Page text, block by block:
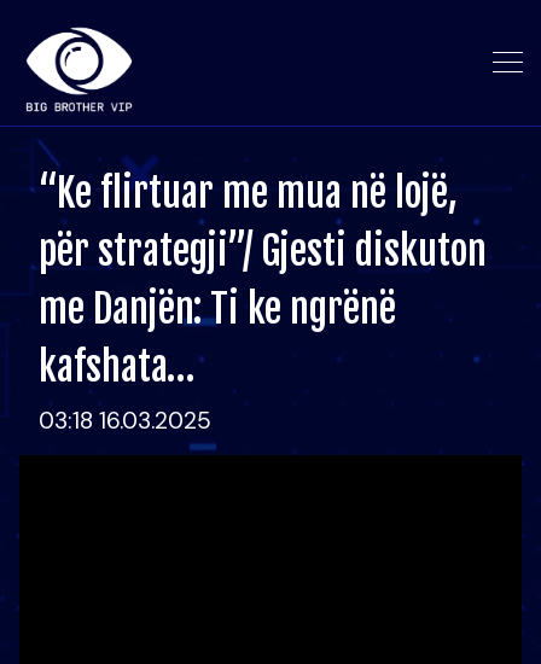
“Ke flirtuar me mua në lojë,
për strategji”/ Gjesti diskuton
me Danjën: Ti ke ngrënë
kafshata…
03:18 16.03.2025